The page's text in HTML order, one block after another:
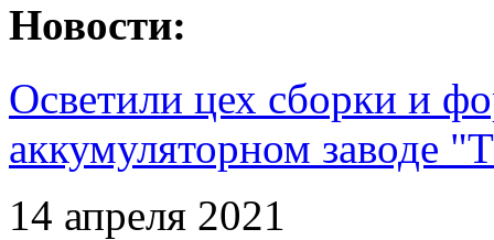
Новости:
Осветили цех сборки и
аккумуляторном заводе
14 апреля 2021